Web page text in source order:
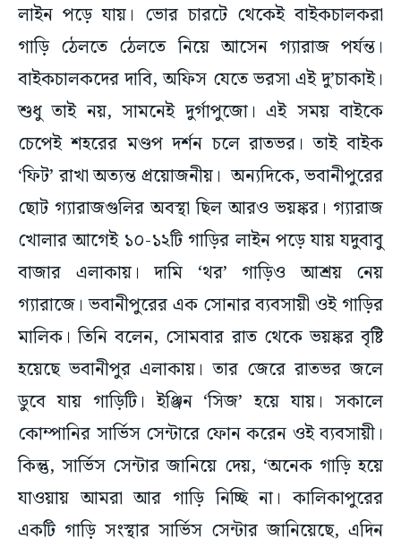
লাইন পড়ে যায়। ভোর চারটে থেকেই বাইকচালকরা
গাড়ি ঠেলতে ঠেলতে নিয়ে আসেন গ্যারাজ পর্যন্ত।
বাইকচালকদের দাবি, অফিস যেতে ভরসা এই দু’চাকাই।
শুধু তাই নয়, সামনেই দুর্গাপুজো। এই সময় বাইকে
চেপেই শহরের মণ্ডপ দর্শন চলে রাতভর। তাই বাইক
‘ফিট’ রাখা অত্যন্ত প্রয়োজনীয়। অন্যদিকে, ভবানীপুরের
ছোট গ্যারাজগুলির অবস্থা ছিল আরও ভয়ঙ্কর। গ্যারাজ
খোলার আগেই ১০-১২টি গাড়ির লাইন পড়ে যায় যদুবাবু
বাজার এলাকায়। দামি ‘থর’ গাড়িও আশ্রয় নেয়
গ্যারাজে। ভবানীপুরের এক সোনার ব্যবসায়ী ওই গাড়ির
মালিক। তিনি বলেন, সোমবার রাত থেকে ভয়ঙ্কর বৃষ্টি
হয়েছে ভবানীপুর এলাকায়। তার জেরে রাতভর জলে
ডুবে যায় গাড়িটি। ইঞ্জিন ‘সিজ’ হয়ে যায়। সকালে
কোম্পানির সার্ভিস সেন্টারে ফোন করেন ওই ব্যবসায়ী।
কিন্তু, সার্ভিস সেন্টার জানিয়ে দেয়, ‘অনেক গাড়ি হয়ে
যাওয়ায় আমরা আর গাড়ি নিচ্ছি না। কালিকাপুরের
একটি গাড়ি সংস্থার সার্ভিস সেন্টার জানিয়েছে, এদিন